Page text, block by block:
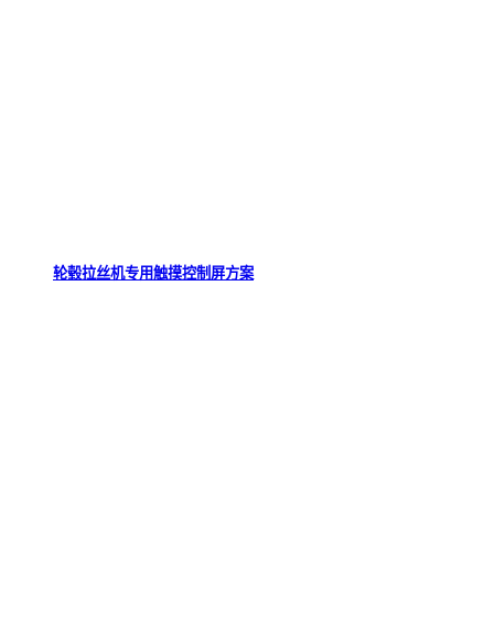
轮毂拉丝机专用触摸控制屏方案